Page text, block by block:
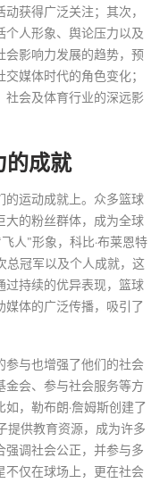
获得广泛关注；其次，
个人形象、舆论压力以及
会影响力发展的趋势，预
媒体时代的角色变化；
会及体育行业的深远影
的成就
的运动成就上。众多篮球
大的粉丝群体，成为全球
人”形象，科比·布莱恩特
总冠军以及个人成就，这
过持续的优异表现，篮球
体的广泛传播，吸引了
参与也增强了他们的社会
金会、参与社会服务等方
，勒布朗·詹姆斯创建了
提供教育资源，成为许多
调社会公正，并参与多
不仅在球场上，更在社会